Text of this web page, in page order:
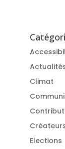
Climat
Elections